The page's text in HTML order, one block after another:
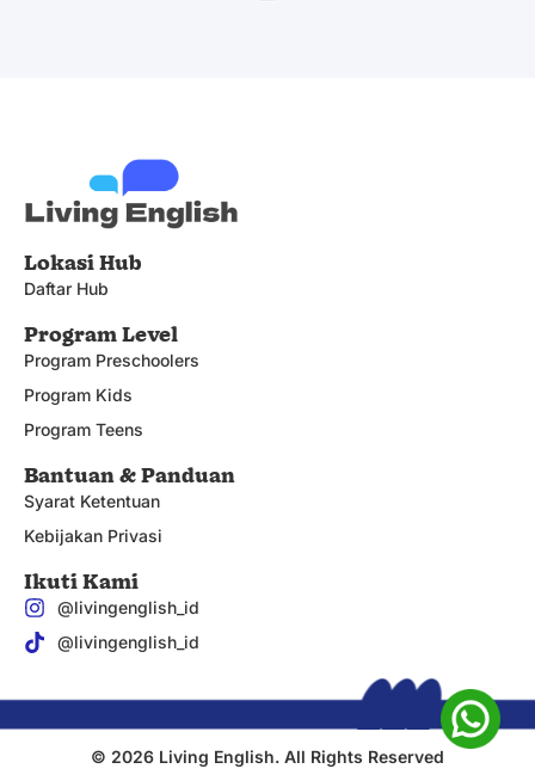
Lokasi Hub
Daftar Hub
Program Level
Program Preschoolers
Program Kids
Program Teens
Bantuan & Panduan
Syarat Ketentuan
Kebijakan Privasi
Ikuti Kami
@livingenglish_id
@livingenglish_id
© 2026 Living English. All Rights Reserved